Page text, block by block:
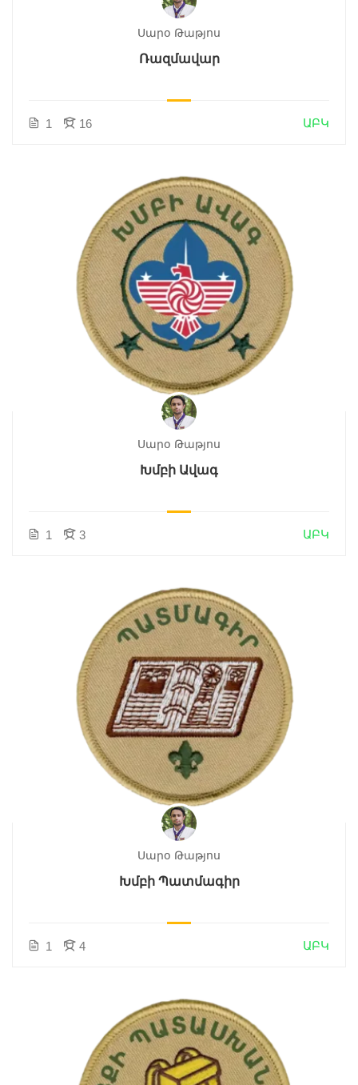
Սարօ Թաթյոս
Ռազմավար
1 16 ԱԲԿ
Սարօ Թաթյոս
Խմբի Ավագ
1 3 ԱԲԿ
Սարօ Թաթյոս
Խմբի Պատմագիր
1 4 ԱԲԿ